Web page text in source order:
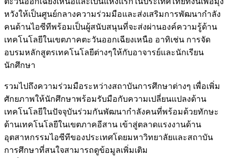
หวังให้เป็นศูนย์กลางความร่วมมือและส่งเสริมการพัฒนากำลัง
คนด้านไอซีทีพร้อมเป็นผู้สนับสนุนที่จะส่งผ่านองค์ความรู้ด้าน
เทคโนโลยีในเขตภาคตะวันออกเฉียงเหนือ อาทิเช่น การจัด
อบรมหลักสูตรเทคโนโลยีต่างๆให้กับอาจารย์และนักเรียน
นักศึกษา
รวมไปถึงความร่วมมือระหว่างสถาบันการศึกษาต่างๆ เพื่อเพิ่ม
ศักยภาพให้นักศึกษาพร้อมรับมือกับความเปลี่ยนแปลงด้าน
เทคโนโลยีในปัจจุบันร่วมกันพัฒนากำลังคนที่พร้อมด้วยทักษะ
ด้านเทคโนโลยีในเขตภาคอีสาน เข้าสู่ตลาดแรงงานด้าน
อุตสาหกรรมไอซีทีของประเทศโดยมหาวิทยาลัยและสถาบัน
การศึกษาที่สนใจสามารถดูข้อมูลเพิ่มเติม